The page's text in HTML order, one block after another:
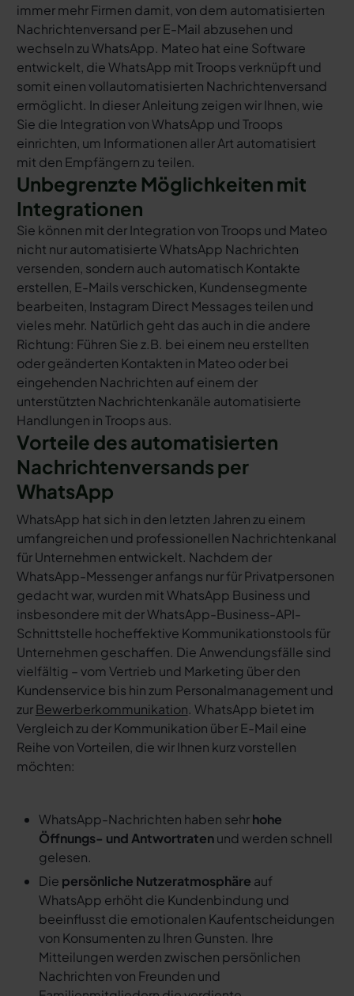
immer mehr Firmen damit, von dem automatisierten
Nachrichtenversand per E-Mail abzusehen und
wechseln zu WhatsApp. Mateo hat eine Software
entwickelt, die WhatsApp mit Troops verknüpft und
somit einen vollautomatisierten Nachrichtenversand
ermöglicht. In dieser Anleitung zeigen wir Ihnen, wie
Sie die Integration von WhatsApp und Troops
einrichten, um Informationen aller Art automatisiert
mit den Empfängern zu teilen.
Unbegrenzte Möglichkeiten mit
Integrationen
Sie können mit der Integration von Troops und Mateo
nicht nur automatisierte WhatsApp Nachrichten
versenden, sondern auch automatisch Kontakte
erstellen, E-Mails verschicken, Kundensegmente
bearbeiten, Instagram Direct Messages teilen und
vieles mehr. Natürlich geht das auch in die andere
Richtung: Führen Sie z.B. bei einem neu erstellten
oder geänderten Kontakten in Mateo oder bei
eingehenden Nachrichten auf einem der
unterstützten Nachrichtenkanäle automatisierte
Handlungen in Troops aus.
Vorteile des automatisierten
Nachrichtenversands per
WhatsApp
WhatsApp hat sich in den letzten Jahren zu einem
umfangreichen und professionellen Nachrichtenkanal
für Unternehmen entwickelt. Nachdem der
WhatsApp-Messenger anfangs nur für Privatpersonen
gedacht war, wurden mit WhatsApp Business und
insbesondere mit der WhatsApp-Business-API-
Schnittstelle hocheffektive Kommunikationstools für
Unternehmen geschaffen. Die Anwendungsfälle sind
vielfältig – vom Vertrieb und Marketing über den
Kundenservice bis hin zum Personalmanagement und
zurBewerberkommunikation. WhatsApp bietet im
Vergleich zu der Kommunikation über E-Mail eine
Reihe von Vorteilen, die wir Ihnen kurz vorstellen
möchten:
WhatsApp-Nachrichten haben sehrhohe
Öffnungs- und Antwortratenund werden schnell
gelesen.
Die persönliche Nutzeratmosphäre auf
WhatsApp erhöht die Kundenbindung und
beeinflusst die emotionalen Kaufentscheidungen
von Konsumenten zu Ihren Gunsten. Ihre
Mitteilungen werden zwischen persönlichen
Nachrichten von Freunden und